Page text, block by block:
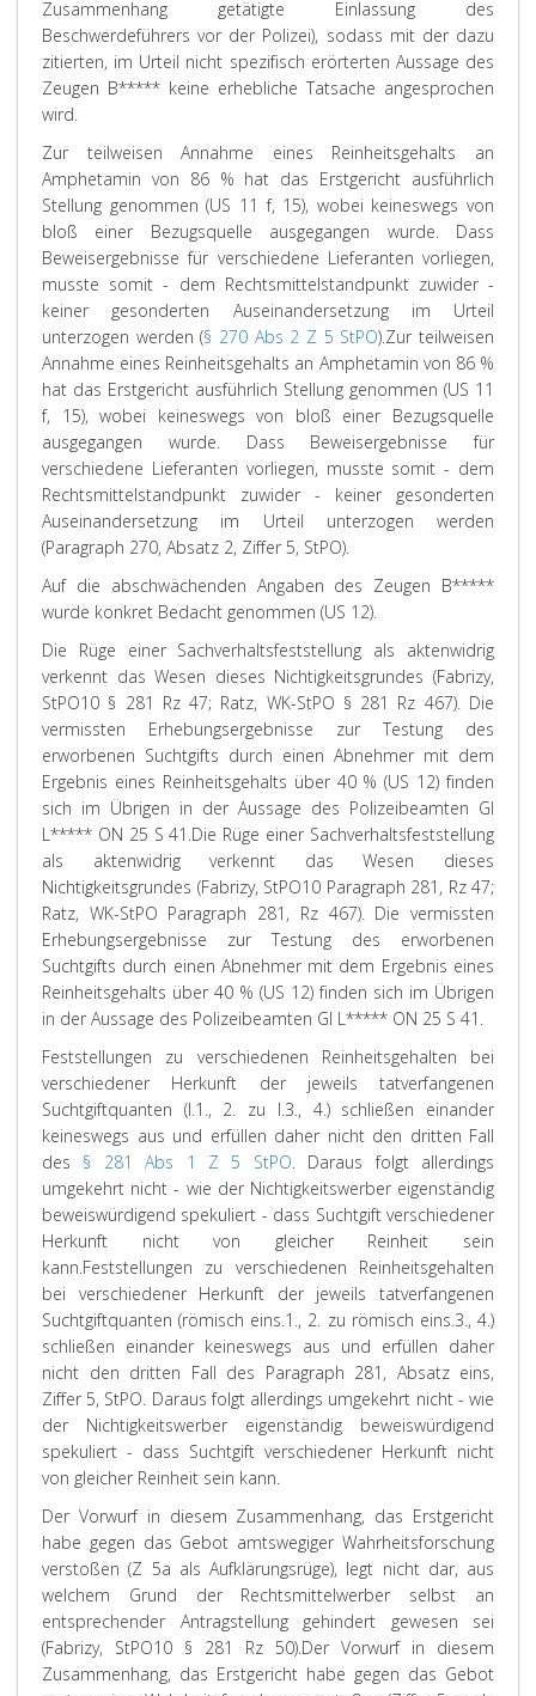
Zusammenhang getätigte Einlassung des
Beschwerdeführers vor der Polizei), sodass mit der dazu
zitierten, im Urteil nicht spezifisch erörterten Aussage des
Zeugen B***** keine erhebliche Tatsache angesprochen
wird.
Zur teilweisen Annahme eines Reinheitsgehalts an
Amphetamin von 86 % hat das Erstgericht ausführlich
Stellung genommen (US 11 f, 15), wobei keineswegs von
bloß einer Bezugsquelle ausgegangen wurde. Dass
Beweisergebnisse für verschiedene Lieferanten vorliegen,
musste somit - dem Rechtsmittelstandpunkt zuwider -
keiner gesonderten Auseinandersetzung im Urteil
unterzogen werden (§ 270 Abs 2 Z 5 StPO).Zur teilweisen
Annahme eines Reinheitsgehalts an Amphetamin von 86 %
hat das Erstgericht ausführlich Stellung genommen (US 11
f, 15), wobei keineswegs von bloß einer Bezugsquelle
ausgegangen wurde. Dass Beweisergebnisse für
verschiedene Lieferanten vorliegen, musste somit - dem
Rechtsmittelstandpunkt zuwider - keiner gesonderten
Auseinandersetzung im Urteil unterzogen werden
(Paragraph 270, Absatz 2, Ziffer 5, StPO).
Auf die abschwächenden Angaben des Zeugen B*****
wurde konkret Bedacht genommen (US 12).
Die Rüge einer Sachverhaltsfeststellung als aktenwidrig
verkennt das Wesen dieses Nichtigkeitsgrundes (Fabrizy,
StPO10 § 281 Rz 47; Ratz, WK-StPO § 281 Rz 467). Die
vermissten Erhebungsergebnisse zur Testung des
erworbenen Suchtgifts durch einen Abnehmer mit dem
Ergebnis eines Reinheitsgehalts über 40 % (US 12) finden
sich im Übrigen in der Aussage des Polizeibeamten GI
L***** ON 25 S 41.Die Rüge einer Sachverhaltsfeststellung
als aktenwidrig verkennt das Wesen dieses
Nichtigkeitsgrundes (Fabrizy, StPO10 Paragraph 281, Rz 47;
Ratz, WK-StPO Paragraph 281, Rz 467). Die vermissten
Erhebungsergebnisse zur Testung des erworbenen
Suchtgifts durch einen Abnehmer mit dem Ergebnis eines
Reinheitsgehalts über 40 % (US 12) finden sich im Übrigen
in der Aussage des Polizeibeamten GI L***** ON 25 S 41.
Feststellungen zu verschiedenen Reinheitsgehalten bei
verschiedener Herkunft der jeweils tatverfangenen
Suchtgiftquanten (I.1., 2. zu I.3., 4.) schließen einander
keineswegs aus und erfüllen daher nicht den dritten Fall
des § 281 Abs 1 Z 5 StPO. Daraus folgt allerdings
umgekehrt nicht - wie der Nichtigkeitswerber eigenständig
beweiswürdigend spekuliert - dass Suchtgift verschiedener
Herkunft nicht von gleicher Reinheit sein
kann.Feststellungen zu verschiedenen Reinheitsgehalten
bei verschiedener Herkunft der jeweils tatverfangenen
Suchtgiftquanten (römisch eins.1., 2. zu römisch eins.3., 4.)
schließen einander keineswegs aus und erfüllen daher
nicht den dritten Fall des Paragraph 281, Absatz eins,
Ziffer 5, StPO. Daraus folgt allerdings umgekehrt nicht - wie
der Nichtigkeitswerber eigenständig beweiswürdigend
spekuliert - dass Suchtgift verschiedener Herkunft nicht
von gleicher Reinheit sein kann.
Der Vorwurf in diesem Zusammenhang, das Erstgericht
habe gegen das Gebot amtswegiger Wahrheitsforschung
verstoßen (Z 5a als Aufklärungsrüge), legt nicht dar, aus
welchem Grund der Rechtsmittelwerber selbst an
entsprechender Antragstellung gehindert gewesen sei
(Fabrizy, StPO10 § 281 Rz 50).Der Vorwurf in diesem
Zusammenhang, das Erstgericht habe gegen das Gebot